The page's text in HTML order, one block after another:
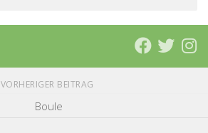
VORHERIGER BEITRAG
Boule